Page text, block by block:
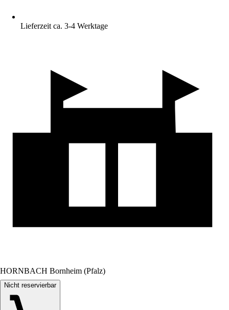
Lieferzeit ca. 3-4 Werktage
HORNBACH Bornheim (Pfalz)
Nicht reservierbar